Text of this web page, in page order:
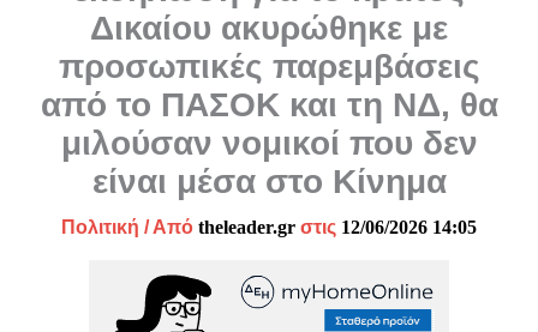
Δικαίου ακυρώθηκε με
προσωπικές παρεμβάσεις
από το ΠΑΣΟΚ και τη ΝΔ, θα
μιλούσαν νομικοί που δεν
είναι μέσα στο Κίνημα
Πολιτική / Από theleader.gr στις 12/06/2026 14:05